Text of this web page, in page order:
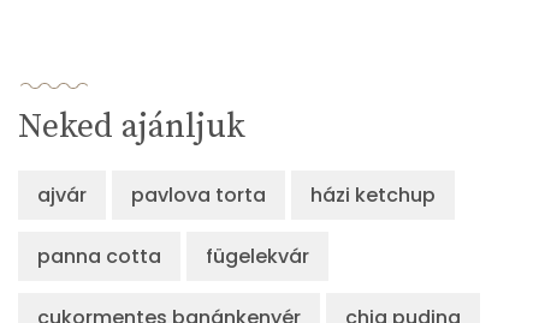
Neked ajánljuk
ajvár pavlova torta házi ketchup
panna cotta fügelekvár